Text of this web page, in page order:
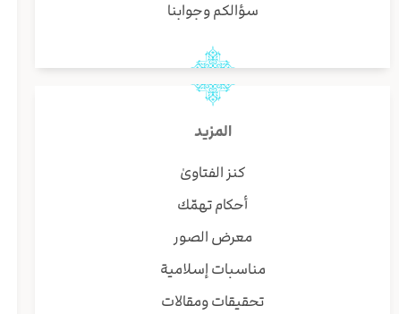
سؤالكم وجوابنا
المزيد
كنز الفتاوىٰ
أحكام تهمّك
معرض الصور
مناسبات إسلامية
تحقيقات ومقالات